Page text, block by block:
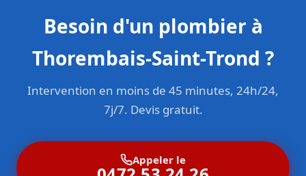
Besoin d'un plombier à
Thorembais-Saint-Trond ?
Intervention en moins de 45 minutes, 24h/24,
7j/7. Devis gratuit.
Appeler le